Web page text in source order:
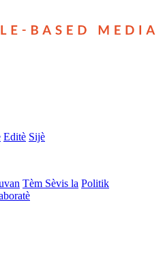
Editè Sijè
Tèm Sèvis la Politik